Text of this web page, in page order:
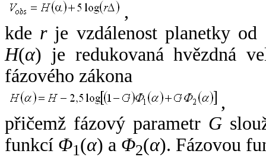
,
kde rje vzdálenost planetky od
H(α) je redukovaná hvězdná
fázového zákona
,
přičemž fázový parametr G
funkcí Φ1(α) a Φ2(α). Fázovou